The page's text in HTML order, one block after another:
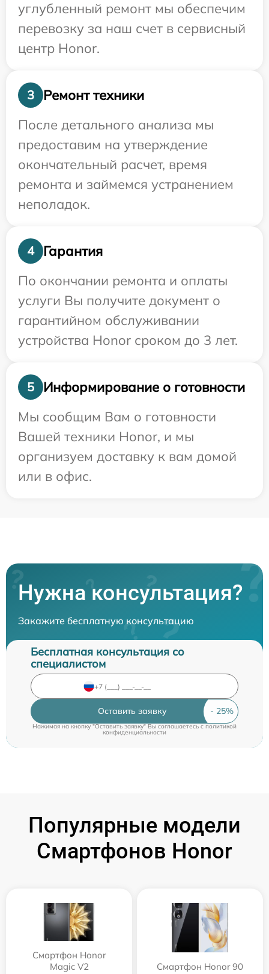
углубленный ремонт мы обеспечим
перевозку за наш счет в сервисный
центр Honor.
3
Ремонт техники
После детального анализа мы
предоставим на утверждение
окончательный расчет, время
ремонта и займемся устранением
неполадок.
4
Гарантия
По окончании ремонта и оплаты
услуги Вы получите документ о
гарантийном обслуживании
устройства Honor сроком до 3 лет.
5
Информирование о готовности
Мы сообщим Вам о готовности
Вашей техники Honor, и мы
организуем доставку к вам домой
или в офис.
Нужна консультация?
Закажите бесплатную консультацию
Бесплатная консультация со
специалистом
Оставить заявку
Нажимая на кнопку "Оставить заявку" Вы соглашаетесь cполитикой
конфиденциальности
Популярные модели
Смартфонов Honor
Смартфон Honor
Magic V2
Смартфон Honor 90